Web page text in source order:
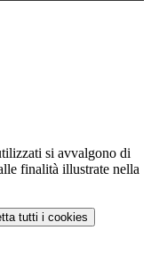
si avvalgono di
finalità illustrate nella
tutti i cookies